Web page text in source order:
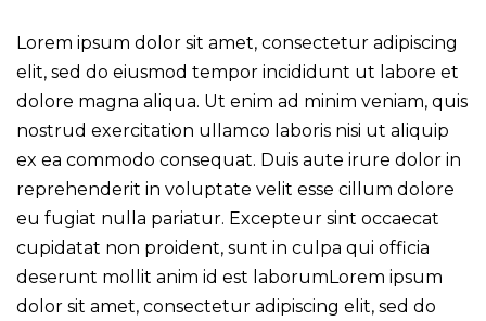
Lorem ipsum dolor sit amet, consectetur adipiscing
elit, sed do eiusmod tempor incididunt ut labore et
dolore magna aliqua. Ut enim ad minim veniam, quis
nostrud exercitation ullamco laboris nisi ut aliquip
ex ea commodo consequat. Duis aute irure dolor in
reprehenderit in voluptate velit esse cillum dolore
eu fugiat nulla pariatur. Excepteur sint occaecat
cupidatat non proident, sunt in culpa qui officia
deserunt mollit anim id est laborumLorem ipsum
dolor sit amet, consectetur adipiscing elit, sed do